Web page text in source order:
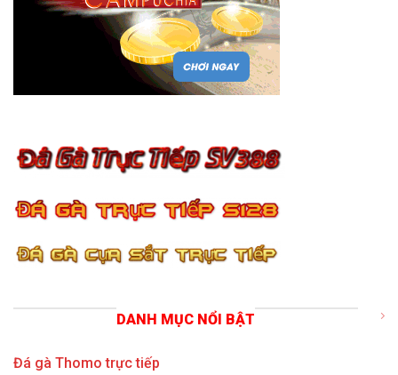
DANH MỤC NỔI BẬT
Đá gà Thomo trực tiếp